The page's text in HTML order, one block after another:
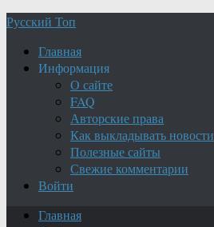
Русский Топ
Главная
Информация
О сайте
FAQ
Авторские права
Как выкладывать новости
Полезные сайты
Свежие комментарии
Войти
Главная